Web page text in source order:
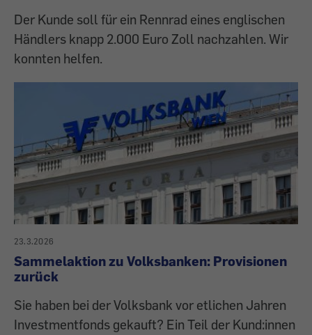
Der Kunde soll für ein Rennrad eines englischen
Händlers knapp 2.000 Euro Zoll nachzahlen. Wir
konnten helfen.
23.3.2026
Sammelaktion zu Volksbanken: Provisionen
zurück
Sie haben bei der Volksbank vor etlichen Jahren
Investmentfonds gekauft? Ein Teil der Kund:innen